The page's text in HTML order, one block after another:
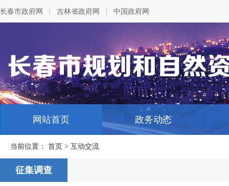
长春市政府网 吉林省政府网 中国政府网
网站首页 政务动态
当前位置： 首页 > 互动交流
征集调查